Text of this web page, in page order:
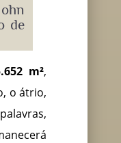
de
m²,
o átrio,